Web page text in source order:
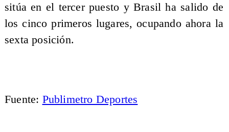
sitúa en el tercer puesto y Brasil ha salido de
los cinco primeros lugares, ocupando ahora la
sexta posición.
Fuente: Publimetro Deportes